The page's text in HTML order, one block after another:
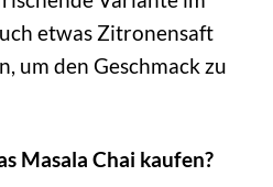
etwas Zitronensaft
um den Geschmack zu
Masala Chai kaufen?